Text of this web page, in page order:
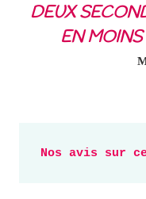
DEUX
EN MOINS
Nos avis sur